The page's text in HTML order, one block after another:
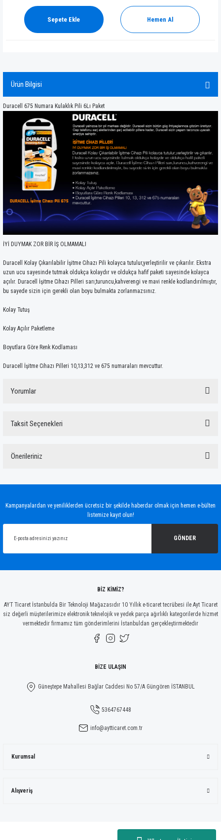
Sepete Ekle Hemen Al
Ürün Bilgisi
Duracell 675 Numara Kulaklık Pili 6Lı Paket
İYİ DUYMAK ZOR BİR İŞ OLMAMALI
Duracell Kolay Çıkarılabilir İşitme Cihazı Pili kolayca tutulur,yerleştirilir ve çıkarılır. Ekstra
uzun ucu sayesinde tutmak oldukça kolaydır ve oldukça hafif paketi sayesinde kolayca
açılır. Duracell İşitme Cihazı Pilleri sarı,turuncu,kahverengi ve mavi renkle kodlandırılmıştır,
bu sayede sizin için gerekli olan boyu bulmakta zorlanmazsınız.
Kolay Tutuş
Kolay Açılır Paketleme
Boyutlara Göre Renk Kodlaması
Duracell İşitme Cihazı Pilleri 10,13,312 ve 675 numaraları mevcuttur.
Yorumlar
Taksit Seçenekleri
Önerileriniz
Ürün açıklamasında eksik bilgiler bulunuyor.
Gönder
Kampanyalardan ve yeniliklerden ücretsiz bir şekilde haberdar olmak için hemen e-bülten
listemize kayıt olun!
GÖNDER
BİZ KİMİZ?
AYT Ticaret İstanbulda Bir Teknoloji Mağazasıdır 10 Yıllık e-ticaret tecrübesi ile Ayt Ticaret
siz değerli müşterilerimize elektronik teknelojik ve yedek parça ağırlıklı kategorilerde hizmet
vermektedir firmamız tüm gönderimlerini İstanbuldan gerçekleştirmektedir
BİZE ULAŞIN
Güneştepe Mahallesi Bağlar Caddesi No 57/A Güngören İSTANBUL
5364767448
info@aytticaret.com.tr
Kurumsal
Alışveriş